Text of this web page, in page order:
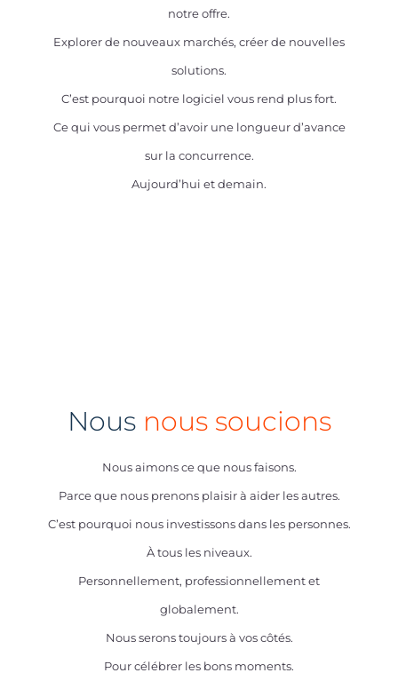
notre offre.
Explorer de nouveaux marchés, créer de nouvelles
solutions.
C’est pourquoi notre logiciel vous rend plus fort.
Ce qui vous permet d’avoir une longueur d’avance
sur la concurrence.
Aujourd’hui et demain.
Nous nous soucions
Nous aimons ce que nous faisons.
Parce que nous prenons plaisir à aider les autres.
C’est pourquoi nous investissons dans les personnes.
À tous les niveaux.
Personnellement, professionnellement et
globalement.
Nous serons toujours à vos côtés.
Pour célébrer les bons moments.